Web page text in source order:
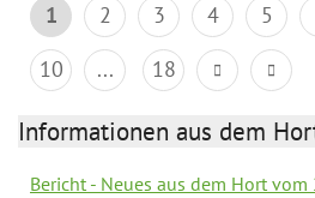
1 2 3 4 5
10
... 18
Informationen aus dem
Bericht - Neues aus dem Hort